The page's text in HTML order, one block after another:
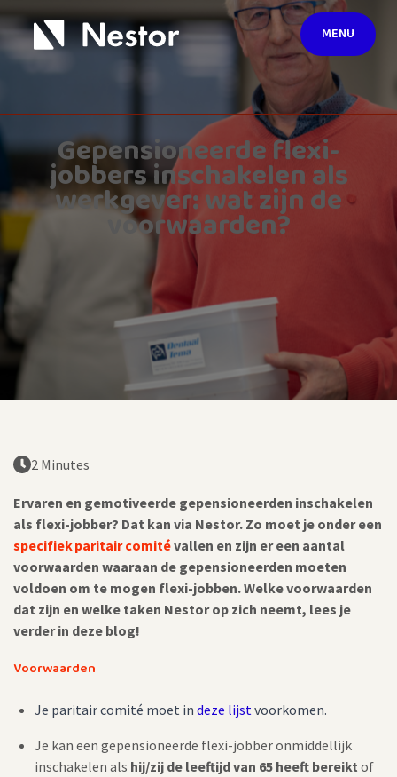
MENU
Gepensioneerde flexi-
jobbers inschakelen als
werkgever: wat zijn de
voorwaarden?
2 Minutes
Ervaren en gemotiveerde gepensioneerden inschakelen
als flexi-jobber? Dat kan via Nestor. Zo moet je onder een
specifiekparitair comitévallen en zijn er een aantal
voorwaarden waaraan de gepensioneerden moeten
voldoen om te mogen flexi-jobben. Welke voorwaarden
dat zijn en welke taken Nestor op zich neemt, lees je
verder in deze blog!
Voorwaarden
Je paritair comité moet in deze lijstvoorkomen.
Je kan een gepensioneerde flexi-jobber onmiddellijk
inschakelen als hij/zij de leeftijd van 65 heeft bereikt of